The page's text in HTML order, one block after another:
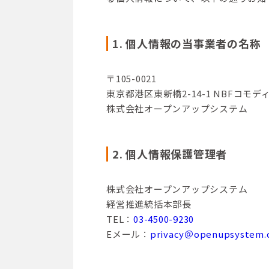
1. 個人情報の当事業者の名称
〒105-0021
東京都港区東新橋2-14-1 NBFコモデ
株式会社オープンアップシステム
2. 個人情報保護管理者
株式会社オープンアップシステム
経営推進統括本部長
TEL： 03-4500-9230
Eメール： privacy＠